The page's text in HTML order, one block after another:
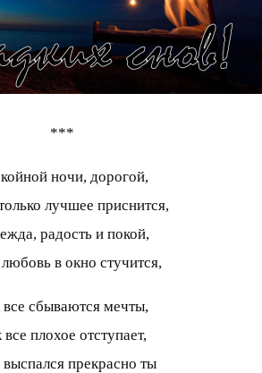
***
ночи, дорогой,
лучшее приснится,
радость и покой,
в окно стучится,
сбываются мечты,
все плохое отступает,
прекрасно ты